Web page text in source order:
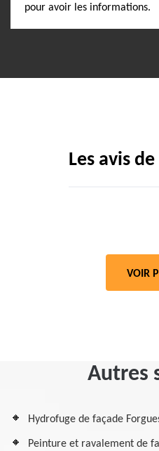
pour avoir les informations.
Les avis
VOIR
Autres
Hydrofuge de façade
Peinture et ravalement de